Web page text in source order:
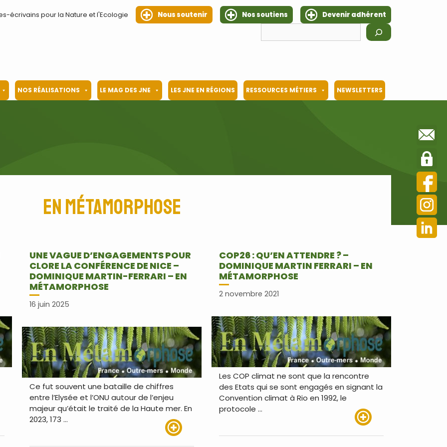
écrivains pour la Nature et l'Ecologie Nous soutenir Nos soutiens
Devenir adhérent
NOS RÉALISATIONS LE MAG DES JNE LES JNE EN RÉGIONS RESSOURCES MÉTIERS NEWSLETTERS
En Métamorphose
UNE VAGUE D’ENGAGEMENTS POUR
CLORE LA CONFÉRENCE DE NICE –
DOMINIQUE MARTIN-FERRARI – EN
MÉTAMORPHOSE
16 juin 2025
Ce fut souvent une bataille de chiffres
entre l’Elysée et l’ONU autour de l’enjeu
majeur qu’était le traité de la Haute mer. En
2023, 173 …
COP26 : QU’EN ATTENDRE ? –
DOMINIQUE MARTIN FERRARI – EN
MÉTAMORPHOSE
2 novembre 2021
Les COP climat ne sont que la rencontre
des Etats qui se sont engagés en signant la
Convention climat à Rio en 1992, le
protocole …